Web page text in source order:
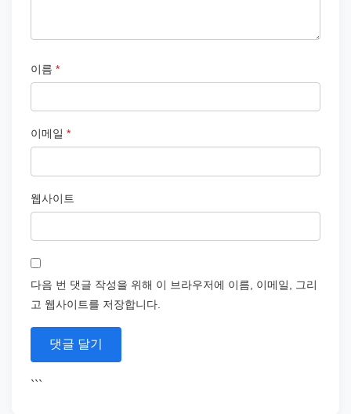
이름 *
이메일 *
웹사이트
다음 번 댓글 작성을 위해 이 브라우저에 이름, 이메일, 그리
고 웹사이트를 저장합니다.
```